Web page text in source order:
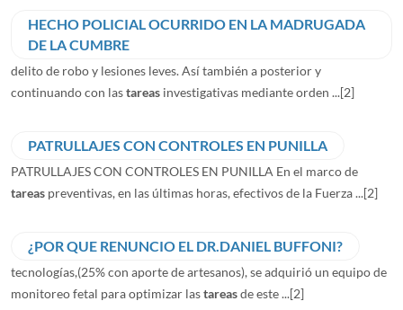
HECHO POLICIAL OCURRIDO EN LA MADRUGADA
DE LA CUMBRE
delito de robo y lesiones leves. Así también a posterior y
continuando con lastareas investigativas mediante orden ...[2]
PATRULLAJES CON CONTROLES EN PUNILLA
PATRULLAJES CON CONTROLES EN PUNILLA En el marco de
tareas preventivas, en las últimas horas, efectivos de la Fuerza ...[2]
¿POR QUE RENUNCIO EL DR.DANIEL BUFFONI?
tecnologías,(25% con aporte de artesanos), se adquirió un equipo de
monitoreo fetal para optimizar lastareasde este ...[2]